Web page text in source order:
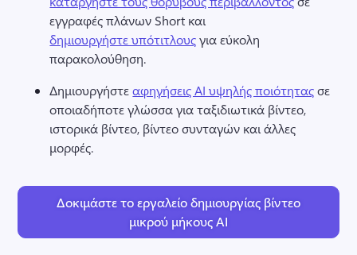
εγγραφές πλάνων Short και
δημιουργήστε υπότιτλους για εύκολη
παρακολούθηση.
Δημιουργήστε αφηγήσεις AI υψηλής ποιότητας σε
οποιαδήποτε γλώσσα για ταξιδιωτικά βίντεο,
ιστορικά βίντεο, βίντεο συνταγών και άλλες
μορφές.
Δοκιμάστε το εργαλείο δημιουργίας βίντεο
μικρού μήκους AI